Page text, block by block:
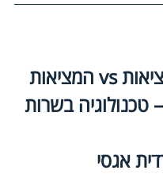
תמונת המציאות vs המציאות
בשרות
אגסי